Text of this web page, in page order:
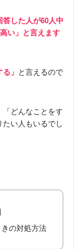
答した人が60人中
い」と言えます
」 と言えるので
「どんなことをす
い人もいるでし
の対処方法